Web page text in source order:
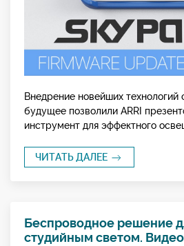
Внедрение новейших технологий
будущее позволили ARRI
инструмент для эффектного
ЧИТАТЬ ДАЛЕЕ
Беспроводное решение
студийным светом.